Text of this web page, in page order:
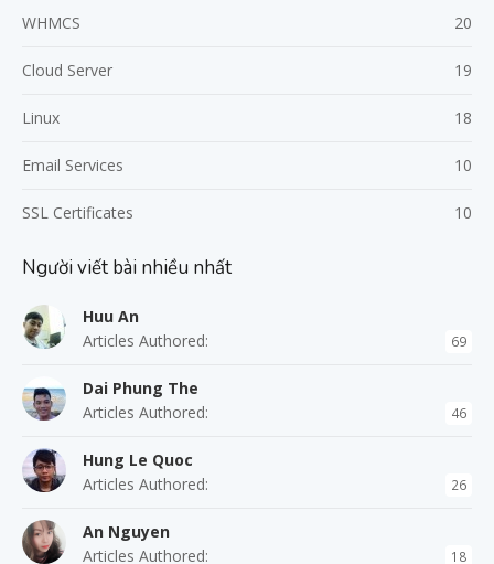
WHMCS 20
Cloud Server 19
Linux 18
Email Services 10
SSL Certificates 10
Người viết bài nhiều nhất
Huu An
Articles Authored:
69
Dai Phung The
Articles Authored:
46
Hung Le Quoc
Articles Authored:
26
An Nguyen
Articles Authored:
18